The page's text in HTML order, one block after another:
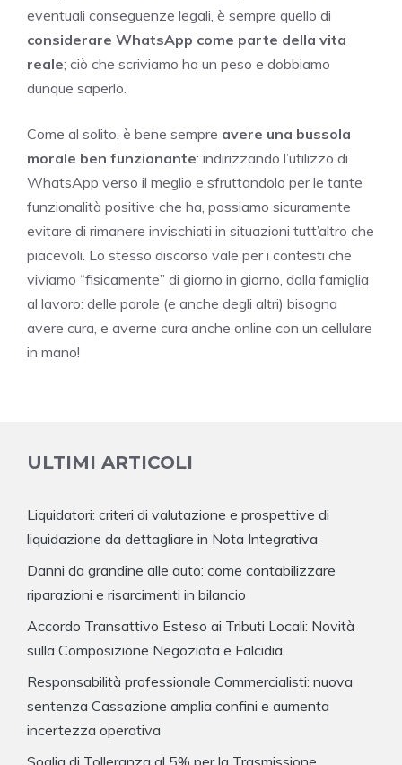
eventuali conseguenze legali, è sempre quello di
considerare WhatsApp come parte della vita
reale; ciò che scriviamo ha un peso e dobbiamo
dunque saperlo.
Come al solito, è bene sempre avere una bussola
morale ben funzionante: indirizzando l’utilizzo di
WhatsApp verso il meglio e sfruttandolo per le tante
funzionalità positive che ha, possiamo sicuramente
evitare di rimanere invischiati in situazioni tutt’altro che
piacevoli. Lo stesso discorso vale per i contesti che
viviamo “fisicamente” di giorno in giorno, dalla famiglia
al lavoro: delle parole (e anche degli altri) bisogna
avere cura, e averne cura anche online con un cellulare
in mano!
ULTIMI ARTICOLI
Liquidatori: criteri di valutazione e prospettive di
liquidazione da dettagliare in Nota Integrativa
Danni da grandine alle auto: come contabilizzare
riparazioni e risarcimenti in bilancio
Accordo Transattivo Esteso ai Tributi Locali: Novità
sulla Composizione Negoziata e Falcidia
Responsabilità professionale Commercialisti: nuova
sentenza Cassazione amplia confini e aumenta
incertezza operativa